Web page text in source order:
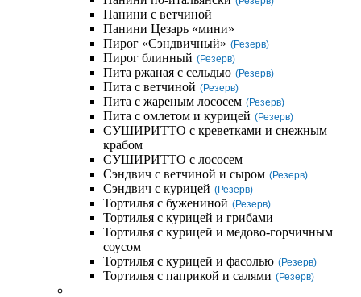
Панини с ветчиной
Панини Цезарь «мини»
Пирог «Сэндвичный» (Резерв)
Пирог блинный (Резерв)
Пита ржаная с сельдью (Резерв)
Пита с ветчиной (Резерв)
Пита с жареным лососем (Резерв)
Пита с омлетом и курицей (Резерв)
СУШИРИТТО с креветками и снежным
крабом
СУШИРИТТО с лососем
Сэндвич с ветчиной и сыром (Резерв)
Сэндвич с курицей (Резерв)
Тортилья с бужениной (Резерв)
Тортилья с курицей и грибами
Тортилья с курицей и медово-горчичным
соусом
Тортилья с курицей и фасолью (Резерв)
Тортилья с паприкой и салями (Резерв)